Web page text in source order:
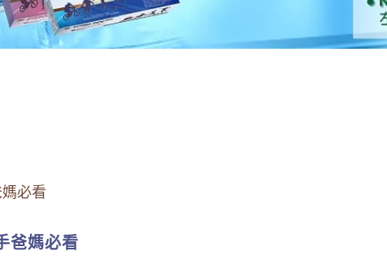
必看
爸媽必看